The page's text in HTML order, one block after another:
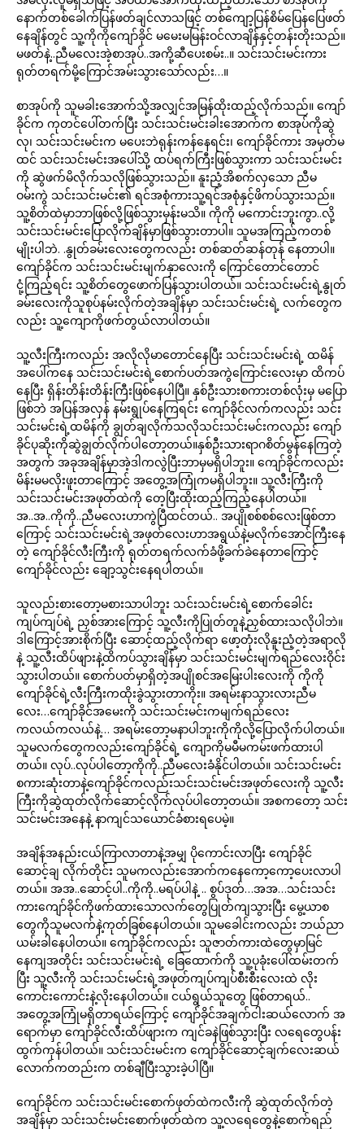
နောက်တစ်ခေါက်ပြန်ဖတ်ချင်လာသဖြင့် တစ်ကျော့ပြန်စိမ်ပြေနပြေဖတ်
နေချိန်တွင် သူ့ကိုကိုကျော်ခိုင် မမေးမမြန်းဝင်လာချိန်နှင့်တန်းတိုးသည်။
မဖတ်နဲ့..ညီမလေးအဲ့စာအုပ်..အကို့ဆီပေးစမ်း..။ သင်းသင်းမင်းကား
ရုတ်တရက်မို့ကြောင်အမ်းသွားသော်လည်း…။
စာအုပ်ကို သူမခါးအောက်သို့အလျှင်အမြန်ထိုးထည့်လိုက်သည်။ ကျော်
ခိုင်က ကုတင်ပေါ်တက်ပြီး သင်းသင်းမင်းခါးအောက်က စာအုပ်ကိုဆွဲ
လု၊ သင်းသင်းမင်းက မပေးဘဲရုန်းကန်နေရင်း၊ ကျော်ခိုင်ကား အမှတ်မ
ထင် သင်းသင်းမင်းအပေါ်သို့ ထပ်ရက်ကြီးဖြစ်သွားကာ သင်းသင်းမင်း
ကို ဆွဲဖက်မိလိုက်သလိုဖြစ်သွားသည်။ နူးညံ့အိစက်လှသော ညီမ
ဝမ်းကွဲ သင်းသင်းမင်း၏ ရင်အစုံကားသူ့ရင်အစုံနှင့်ဖိကပ်သွားသည်။
သူ့စိတ်ထဲမှာဘာဖြစ်လို့ဖြစ်သွားမှန်းမသိ။ ကိုကို မကောင်းဘူးကွာ..လို့
သင်းသင်းမင်းပြောလိုက်ချိန်မှာဖြစ်သွားတာပါ။ သူမအကြည့်ကတစ်
မျိုးပါဘဲ. .နွုတ်ခမ်းလေးတွေကလည်း တစ်ဆတ်ဆန်တုန် နေတာပါ။
ကျော်ခိုင်က သင်းသင်းမင်းမျက်နှာလေးကို ကြောင်တောင်တောင်
ငုံ့ကြည့်ရင်း သူ့စိတ်တွေဖောက်ပြန်သွားပါတယ်။ သင်းသင်းမင်းရဲ့နွုတ်
ခမ်းလေးကိုသူစုပ်နမ်းလိုက်တဲ့အချိန်မှာ သင်းသင်းမင်းရဲ့ လက်တွေက
လည်း သူ့ကျောကိုဖက်တွယ်လာပါတယ်။
သူ့လီးကြီးကလည်း အလိုလိုမာတောင်နေပြီး သင်းသင်းမင်းရဲ့ ထမိန်
အပေါ်ကနေ သင်းသင်းမင်းရဲ့စောက်ပတ်အကွဲကြောင်းလေးမှာ ထိကပ်
နေပြီး ရှိန်းတိန်းတိန်းကြီးဖြစ်နေပါပြီ။ နှစ်ဦးသားစကားတစ်လုံးမှ မပြော
ဖြစ်ဘဲ အပြန်အလှန် နမ်းရွုပ်နေကြရင်း ကျော်ခိုင်လက်ကလည်း သင်း
သင်းမင်းရဲ့ထမိန်ကို ချွတ်ချလိုက်သလိုသင်းသင်းမင်းကလည်း ကျော်
ခိုင်ပုဆိုးကိုဆွဲချွတ်လိုက်ပါတော့တယ်။နှစ်ဦးသားရာဂစိတ်မွန်နေကြတဲ့
အတွက် အခုအချိန်မှာအဲ့ဒါကလွဲပြီးဘာမှမရှိပါဘူး။ ကျော်ခိုင်ကလည်း
မိန်းမမလိုးဖူးတာကြောင့် အတွေ့အကြုံကမရှိပါဘူး။ သူ့လီးကြီးကို
သင်းသင်းမင်းအဖုတ်ထဲကို တေ့ပြီးထိုးထည့်ကြည့်နေပါတယ်။
အ..အ..ကိုကို..ညီမလေးဟာကွဲပြီထင်တယ်.. အပျိုစစ်စစ်လေးဖြစ်တာ
ကြောင့် သင်းသင်းမင်းရဲ့အဖုတ်လေးဟာအရွယ်နဲ့မလိုက်အောင်ကြီးနေ
တဲ့ ကျော်ခိုင်လီးကြီးကို ရုတ်တရက်လက်ခံဖို့ခက်ခဲနေတာကြောင့်
ကျော်ခိုင်လည်း ချော့သွင်းနေရပါတယ်။
သူလည်းစားတော့မစားသာပါဘူး သင်းသင်းမင်းရဲ့စောက်ခေါင်း
ကျပ်ကျပ်ရဲ့ ညှစ်အားကြောင့် သူ့လီးကိုပြုတ်တူနဲ့ညှစ်ထားသလိုပါဘဲ။
ဒါကြောင့်အားစိုက်ပြီး ဆောင့်ထည့်လိုက်ရာ ဖော့တုံးလိုနူးညံ့တဲ့အရာလို
နဲ့ သူ့လီးထိပ်ဖျားနဲ့ထိကပ်သွားချိန်မှာ သင်းသင်းမင်းမျက်ရည်လေးဝိုင်း
သွားပါတယ်။ စောက်ပတ်မှာရှိတဲ့အပျိုစင်အမြေးပါးလေးကို ကိုကို
ကျော်ခိုင်ရဲ့လီးကြီးကထိုးခွဲသွားတာကိုး။ အရမ်းနာသွားလားညီမ
လေး…ကျော်ခိုင်အမေးကို သင်းသင်းမင်းကမျက်ရည်လေး
ကလယ်ကလယ်နဲ့… အရမ်းတော့မနာပါဘူးကိုကိုလို့ပြောလိုက်ပါတယ်။
သူမလက်တွေကလည်းကျော်ခိုင်ရဲ့ ကျောကိုမမီမကမ်းဖက်ထားပါ
တယ်။ လုပ်..လုပ်ပါတော့ကိုကို..ညီမလေးခံနိုင်ပါတယ်။ သင်းသင်းမင်း
စကားဆုံးတာနဲ့ကျော်ခိုင်ကလည်းသင်းသင်းမင်းအဖုတ်လေးကို သူ့လီး
ကြီးကိုဆွဲထုတ်လိုက်ဆောင့်လိုက်လုပ်ပါတော့တယ်။ အစကတော့ သင်း
သင်းမင်းအနေနဲ့ နာကျင်သယောင်ခံစားရပေမဲ့။
အချိန်အနည်းငယ်ကြာလာတာနဲ့အမျှ ပိုကောင်းလာပြီး ကျော်ခိုင်
ဆောင့်ချ လိုက်တိုင်း သူမကလည်းအောက်ကနေကော့ကော့ပေးလာပါ
တယ်။ အအ..ဆောင့်ပါ..ကိုကို..မရပ်ပါနဲ့ .. စွပ်ဒုတ်…အအ…သင်းသင်း
ကားကျော်ခိုင်ကိုဖက်ထားသောလက်တွေပြုတ်ကျသွားပြီး မွေ့ယာစ
တွေကိုသူမလက်နဲ့ကုတ်ခြစ်နေပါတယ်။ သူမခေါင်းကလည်း ဘယ်ညာ
ယမ်းခါနေပါတယ်။ ကျော်ခိုင်ကလည်း သူဇာတ်ကားထဲတွေမှာမြင်
နေကျအတိုင်း သင်းသင်းမင်းရဲ့ ခြေထောက်ကို သူ့ပုခုံးပေါ်ထမ်းတက်
ပြီး သူ့လီးကို သင်းသင်းမင်းရဲ့အဖုတ်ကျပ်ကျပ်စီးစီးလေးထဲ လိုး
ကောင်းကောင်းနဲ့လိုးနေပါတယ်။ ငယ်ရွယ်သူတွေ ဖြစ်တာရယ်..
အတွေ့အကြုံမရှိတာရယ်ကြောင့် ကျော်ခိုင်အချက်ငါးဆယ်လောက် အ
ရောက်မှာ ကျော်ခိုင်လီးထိပ်ဖျားက ကျင်ခနဲဖြစ်သွားပြီး လရေတွေပန်း
ထွက်ကုန်ပါတယ်။ သင်းသင်းမင်းက ကျော်ခိုင်ဆောင့်ချက်လေးဆယ်
လောက်ကတည်းက တစ်ချီပြီးသွားခဲ့ပါပြီ။
ကျော်ခိုင်က သင်းသင်းမင်းစောက်ဖုတ်ထဲကလီးကို ဆွဲထုတ်လိုက်တဲ့
အချိန်မှာ သင်းသင်းမင်းစောက်ဖုတ်ထဲက သူ့လရေတွေနဲ့စောက်ရည်